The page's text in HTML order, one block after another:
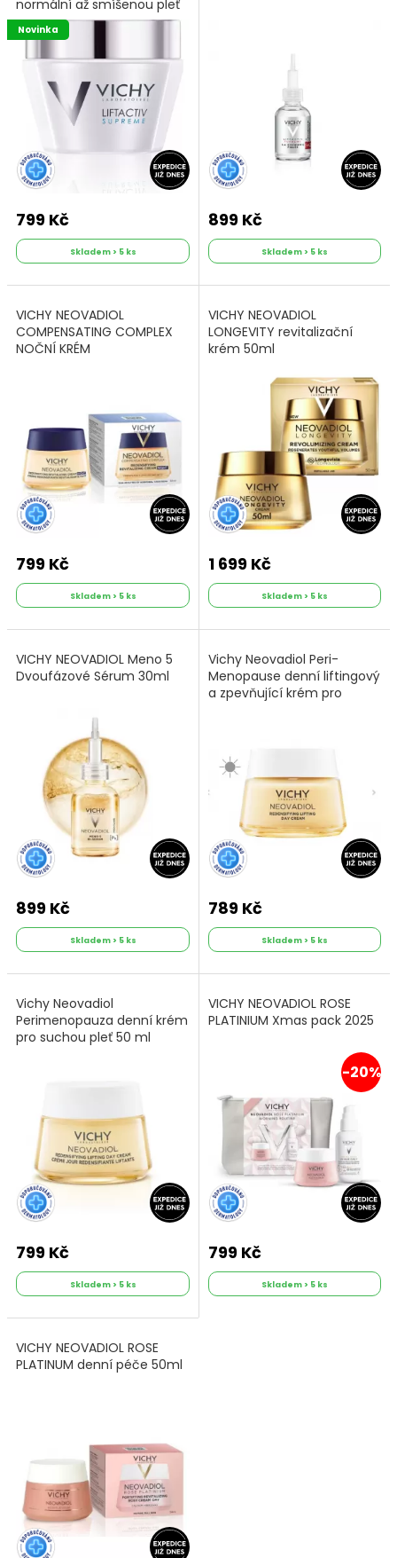
normální až smíšenou pleť
50 ml
Novinka
799 Kč
Skladem > 5 ks
899 Kč
Skladem > 5 ks
VICHY NEOVADIOL
COMPENSATING COMPLEX
NOČNÍ KRÉM
799 Kč
Skladem > 5 ks
VICHY NEOVADIOL
LONGEVITY revitalizační
krém 50ml
1 699 Kč
Skladem > 5 ks
VICHY NEOVADIOL Meno 5
Dvoufázové Sérum 30ml
899 Kč
Skladem > 5 ks
Vichy Neovadiol Peri-
Menopause denní liftingový
a zpevňující krém pro
789 Kč
Skladem > 5 ks
Vichy Neovadiol
Perimenopauza denní krém
pro suchou pleť 50 ml
799 Kč
Skladem > 5 ks
VICHY NEOVADIOL ROSE
PLATINIUM Xmas pack 2025
-20%
799 Kč
Skladem > 5 ks
VICHY NEOVADIOL ROSE
PLATINUM denní péče 50ml